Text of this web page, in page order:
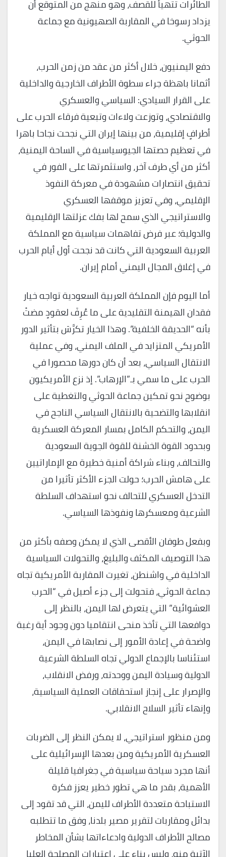
الطائرات تتهيأ للقصف، وهو منهج من المتوقع أن
يزداد رسوخا في المقاربة الصهيونية مع جماعة
الحوثي.
دفع اليمنيون، خلال أكثر من عقد من زمن الحرب،
أثمانا باهظة جراء سطوة الأطراف الخارجية والداخلية
على القرار السيادي: السياسي والعسكري
والاقتصادي، وتوزعت ولاءات وتبعية فرقاء الحرب على
أطرافٍ إقليمية، من بينها إيران التي نجحت نجاحا باهرا
في تعظيم حصتها الجيوسياسية في الساحة اليمنية،
أكثر من أي طرف آخر، واستثمرتها على الفور في
تحقيق انتصارات مشهودة في معركة النفوذ
الإقليمي، وفي تعزيز موقفها العسكري
والاستراتيجي الذي سمح لها بفك عزلتها الإقليمية
والدولية؛ عبر فرض تفاهمات سياسية مع المملكة
العربية السعودية التي كانت قد نجحت أول أيام الحرب
في إغلاق المجال اليمني أمام إيران.
أما اليوم فإن المملكة العربية السعودية تواجه خيار
فقدان الهيمنة التقليدية على ما عُرِفَ لعقودٍ مضتْ
بأنه “الحديقة الخلفية”. وهذا الخيار تكرَّسَ بتأثير الدور
الأمريكي المتزايد في الملف اليمني، وفي عملية
الانتقال السياسي، بعد أن كان دورها محصورا في
الحرب على ما سمي بـ”الإرهاب”. إذ نزع الأمريكيون
بوضوح نحو تمكين جماعة الحوثي والتغطية على
انقلابها والتضحية بالانتقال السياسي الناجح في
اليمن، والتحكم الكامل بمسار المعركة العسكرية
وبحدود القوة الخشنة للقوة الجوية السعودية
والتحالف، وبناء شراكة أمنية خطيرة مع الإماراتيين
على هامش الحرب؛ حولت الجزء الأكثر تأثيرا من
التدخل العسكري للتحالف نحو استهداف السلطة
الشرعية ومعسكرها ونفوذها السياسي.
وبفعل طوفان الأقصى الذي لا يمكن وصفه بأكثر من
هذا التوصيف المكثف والبليغ، والتحولات السياسية
الداخلية في واشنطن، تغيرت المقاربة الأمريكية تجاه
جماعة الحوثي، فتحولت إلى جزء أصيل في “الحرب
العشوائية” التي يتعرض لها اليمن، بالنظر إلى
دوافعها التي تأخذ منحى انتقاميا دون وجود أية رغبة
واضحة في إعادة الأمور إلى نصابها في اليمن،
استئناسا بالإجماع الدولي تجاه السلطة الشرعية
الدولية وسيادة اليمن ووحدته، ورفض الانقلاب،
والإصرار على إنجاز استحقاقات العملية السياسية،
وإنهاء تأثير السلاح الانقلابي.
ومن منظور استراتيجي، لا يمكن النظر إلى الضربات
العسكرية الأمريكية ومن بعدها الإسرائيلية على
أنها مجرد سياحة سياسية في جغرافيا قليلة
الأهمية، بقدر ما هي تطور خطير يعزز فكرة
الاستباحة متعددة الأطراف لليمن، التي قد تقود إلى
بدائل ومقاربات لتقرير مصير بلدنا، وفق ما تتطلبه
مصالح الأطراف الدولية وادعاءاتها بشأن المخاطر
الآتية منه، وليس بناء على اعتبارات المصلحة العليا